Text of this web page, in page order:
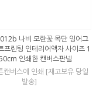
나비 모란꽃 목단 잉어그
프린팅 인테리어액자 사이즈 1
인쇄한 캔버스판넬
캔버스에 인쇄 [재고보유 당일
발송]